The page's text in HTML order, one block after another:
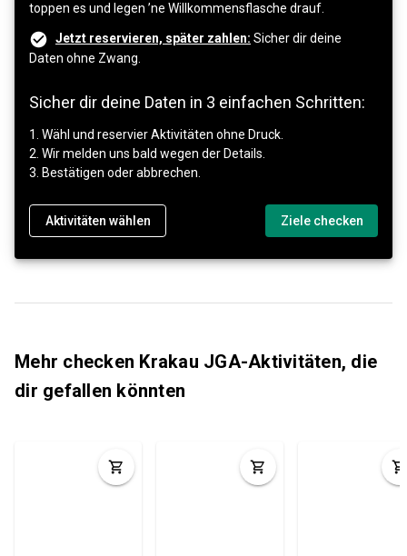
toppen es und legen ’ne Willkommensflasche drauf.
Jetzt reservieren, später zahlen: Sicher dir deine
Daten ohne Zwang.
Sicher dir deine Daten in 3 einfachen Schritten:
1. Wähl und reservier Aktivitäten ohne Druck.
2. Wir melden uns bald wegen der Details.
3. Bestätigen oder abbrechen.
Aktivitäten wählen Ziele checken
Mehr checken Krakau JGA-Aktivitäten, die
dir gefallen könnten